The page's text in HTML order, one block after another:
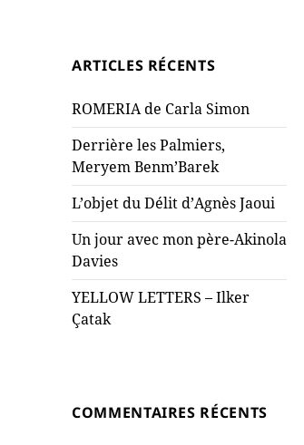
ARTICLES RÉCENTS
ROMERIA de Carla Simon
Derrière les Palmiers,
Meryem Benm’Barek
L’objet du Délit d’Agnès Jaoui
Un jour avec mon père-Akinola
Davies
YELLOW LETTERS – Ilker
Çatak
COMMENTAIRES RÉCENTS